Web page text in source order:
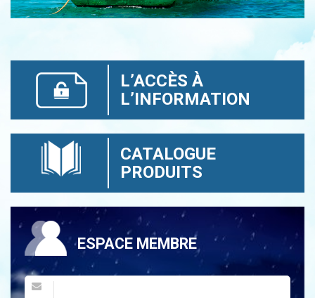
L’ACCÈS À
L’INFORMATION
CATALOGUE
PRODUITS
ESPACE MEMBRE